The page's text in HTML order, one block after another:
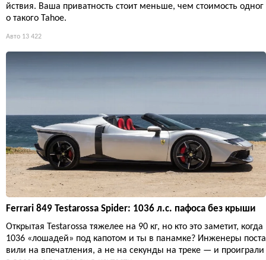
йствия. Ваша приватность стоит меньше, чем стоимость одног
о такого Tahoe.
Авто 13 422
Ferrari 849 Testarossa Spider: 1036 л.с. пафоса без крыши
Открытая Testarossa тяжелее на 90 кг, но кто это заметит, когда
1036 «лошадей» под капотом и ты в панамке? Инженеры поста
вили на впечатления, а не на секунды на треке — и проиграли